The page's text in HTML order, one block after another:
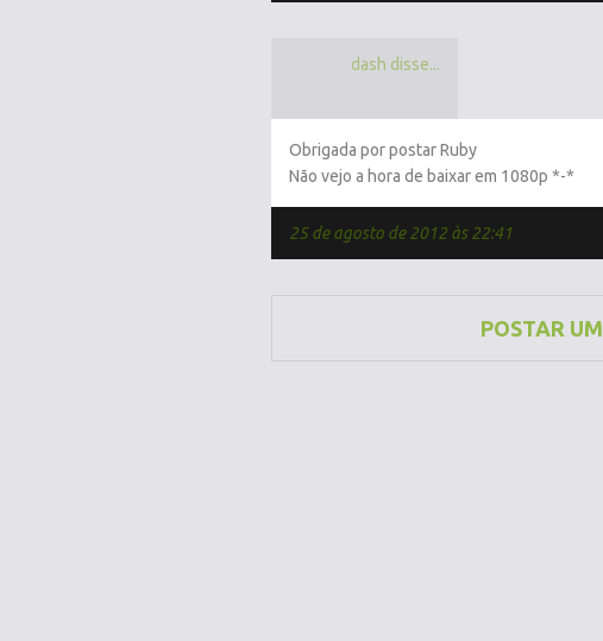
dash disse...
Obrigada por postar Ruby
Não vejo a hora de baixar em 1080p *-*
25 de agosto de 2012 às 22:41
POSTAR